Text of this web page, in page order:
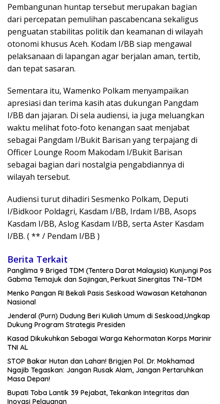
Pembangunan huntap tersebut merupakan bagian
dari percepatan pemulihan pascabencana sekaligus
penguatan stabilitas politik dan keamanan di wilayah
otonomi khusus Aceh. Kodam I/BB siap mengawal
pelaksanaan di lapangan agar berjalan aman, tertib,
dan tepat sasaran.
Sementara itu, Wamenko Polkam menyampaikan
apresiasi dan terima kasih atas dukungan Pangdam
I/BB dan jajaran. Di sela audiensi, ia juga meluangkan
waktu melihat foto-foto kenangan saat menjabat
sebagai Pangdam I/Bukit Barisan yang terpajang di
Officer Lounge Room Makodam I/Bukit Barisan
sebagai bagian dari nostalgia pengabdiannya di
wilayah tersebut.
Audiensi turut dihadiri Sesmenko Polkam, Deputi
I/Bidkoor Poldagri, Kasdam I/BB, Irdam I/BB, Asops
Kasdam I/BB, Aslog Kasdam I/BB, serta Aster Kasdam
I/BB. ( ** / Pendam I/BB )
Berita Terkait
Panglima 9 Briged TDM (Tentera Darat Malaysia) Kunjungi Pos
Gabma Temajuk dan Sajingan, Perkuat Sinergitas TNI–TDM
Menko Pangan RI Bekali Pasis Seskoad Wawasan Ketahanan
Nasional
Jenderal (Purn) Dudung Beri Kuliah Umum di Seskoad,Ungkap
Dukung Program Strategis Presiden
Kasad Dikukuhkan Sebagai Warga Kehormatan Korps Marinir
TNI AL
STOP Bakar Hutan dan Lahan! Brigjen Pol. Dr. Mokhamad
Ngajib Tegaskan: Jangan Rusak Alam, Jangan Pertaruhkan
Masa Depan!
Bupati Toba Lantik 39 Pejabat, Tekankan Integritas dan
Inovasi Pelayanan